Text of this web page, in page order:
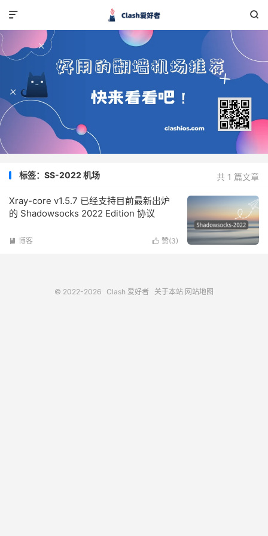


共 1 篇文章
标签：SS-2022 机场
Xray-core v1.5.7 已经支持目前最新出炉
的 Shadowsocks 2022 Edition 协议
 赞(3)
 博客
© 2022-2026 Clash 爱好者 关于本站 网站地图